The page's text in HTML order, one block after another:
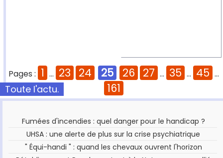
Pages : 1 ... 23 24 25 26 27 ... 35 ... 45 ...
161
Toute l'actu.
Fumées d'incendies : quel danger pour le handicap ?
UHSA : une alerte de plus sur la crise psychiatrique
" Équi-handi " : quand les chevaux ouvrent l'horizon